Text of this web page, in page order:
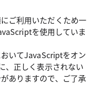
ご利用いただくため一
を使用していま
いてJavaScriptをオン
、正しく表示されない
ありますので、ご了承